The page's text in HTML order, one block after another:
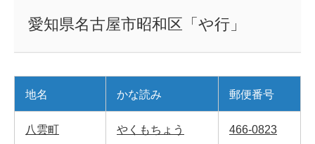
愛知県名古屋市昭和区「や行」
地名 かな読み 郵便番号
八雲町 やくもちょう 466-0823